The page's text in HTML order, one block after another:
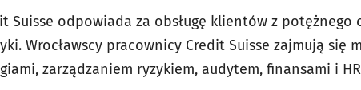
Suisse odpowiada za obsługę klientów z potężnego
Wrocławscy pracownicy Credit Suisse zajmują się
zarządzaniem ryzykiem, audytem, finansami i